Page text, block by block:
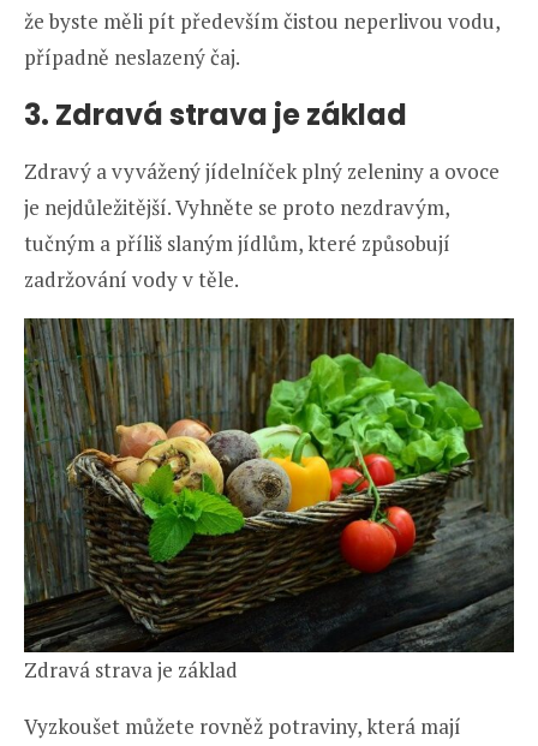
že byste měli pít především čistou neperlivou vodu,
případně neslazený čaj.
3. Zdravá strava je základ
Zdravý a vyvážený jídelníček plný zeleniny a ovoce
je nejdůležitější. Vyhněte se proto nezdravým,
tučným a příliš slaným jídlům, které způsobují
zadržování vody v těle.
Zdravá strava je základ
Vyzkoušet můžete rovněž potraviny, která mají